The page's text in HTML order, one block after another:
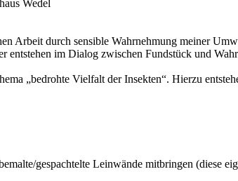
Wedel
Arbeit durch sensible Wahrnehmung meiner
im Dialog zwischen Fundstück und
„bedrohte Vielfalt der Insekten“. Hierzu
gespachtelte Leinwände mitbringen (diese